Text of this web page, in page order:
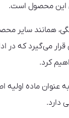
این محصول است.
همانند سایر
می‌گیرد که در
کرد.
ماده اولیه
دارد.